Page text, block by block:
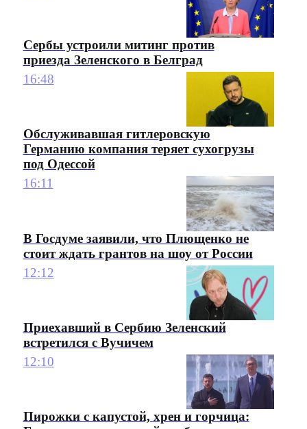
Сербы устроили митинг против
приезда Зеленского в Белград
16:48
Обслуживавшая гитлеровскую
Германию компания теряет сухогрузы
под Одессой
16:11
В Госдуме заявили, что Плющенко не
стоит ждать грантов на шоу от России
12:12
Приехавший в Сербию Зеленский
встретился с Вучичем
12:10
Пирожки с капустой, хрен и горчица: